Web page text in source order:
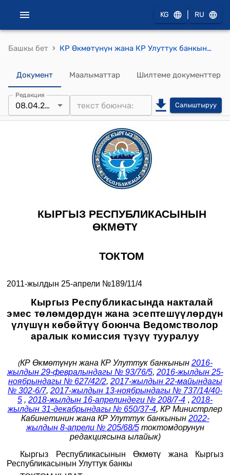
KG RU
Башкы бет › КР Өкмөтүнүн жана КР Улуттук банкынын 2011-жылдын 25-апрелиндеги №189/11/4 "Кыргыз Республикасында накталай эмес төлөмдөрдүн жана эсептешүүлөрдүн үлүшүн көбөйтүү боюнча Ведомстволор аралык комиссия түзүү тууралуу" токтому
Документ Маалыматтар Шилтеме документтер
Редакция
08.04.2022 Салыштыруу